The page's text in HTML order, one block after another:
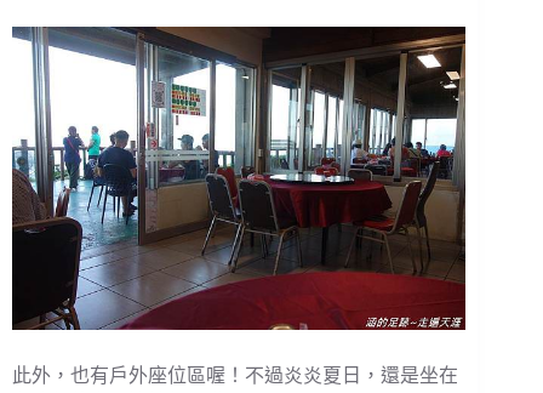
此外，也有戶外座位區喔！不過炎炎夏日，還是坐在